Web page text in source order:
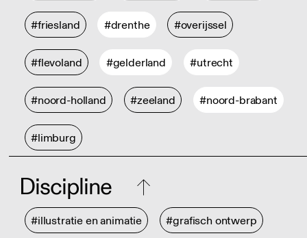
#friesland #drenthe #overijssel
#flevoland #gelderland #utrecht
#noord-holland #zeeland #noord-brabant
#limburg
Discipline
#illustratie en animatie #grafisch ontwerp